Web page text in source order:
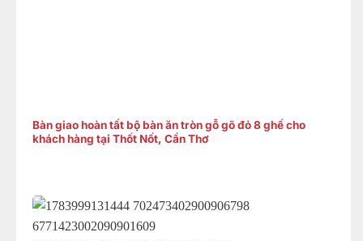
Bàn giao hoàn tất bộ bàn ăn tròn gỗ gõ đỏ 8 ghế cho
khách hàng tại Thốt Nốt, Cần Thơ